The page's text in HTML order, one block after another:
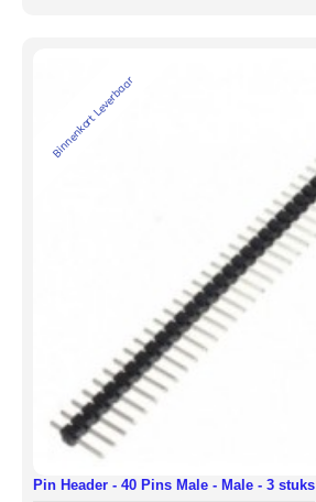
Binnenkort Leverbaar
Pin Header - 40 Pins Male - Male - 3 stuks